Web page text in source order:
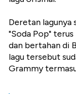
Deretan lagunya
"Soda Pop"
dan bertahan di
lagu tersebut
Grammy